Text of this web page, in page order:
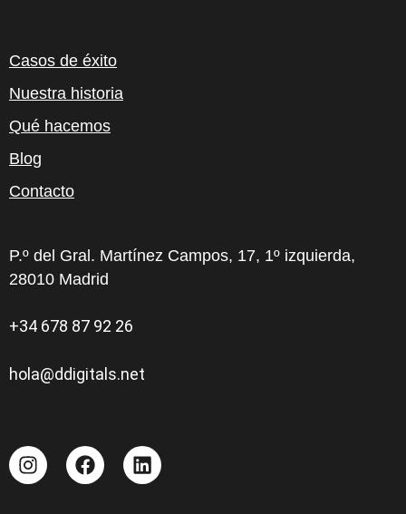
Casos de éxito
Nuestra historia
Qué hacemos
Blog
Contacto
P.º del Gral. Martínez Campos, 17, 1º izquierda,
28010 Madrid
+34 678 87 92 26
hola@ddigitals.net